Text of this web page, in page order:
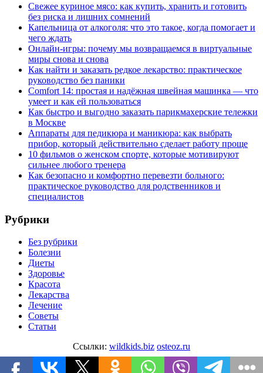
Свежее куриное мясо: как купить, хранить и готовить
без риска и лишних сомнений
Капельница от алкоголя: что это такое, когда помогает и
чего ждать
Онлайн-игры: почему мы возвращаемся в виртуальные
миры снова и снова
Как найти и заказать редкое лекарство: практическое
руководство без паники
Comfort 14: простая и надёжная швейная машинка — что
умеет и как ей пользоваться
Как быстро и выгодно заказать парикмахерские тележки
в Москве
Аппараты для педикюра и маникюра: как выбрать
прибор, который действительно сделает работу проще
10 фильмов о женском спорте, которые мотивируют
сильнее любого тренера
Как безопасно и комфортно перевезти больного:
практическое руководство для родственников и
специалистов
Рубрики
Без рубрики
Болезни
Диеты
Здоровье
Красота
Лекарства
Лечение
Советы
Статьи
Ссылки: wildkids.biz osteoz.ru